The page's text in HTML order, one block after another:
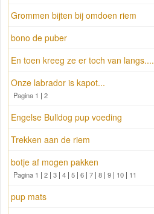
Grommen bijten bij omdoen riem
bono de puber
En toen kreeg ze er toch van langs....
Onze labrador is kapot...
Pagina 1 | 2
Engelse Bulldog pup voeding
Trekken aan de riem
botje af mogen pakken
Pagina 1 | 2 | 3 | 4 | 5 | 6 | 7 | 8 | 9 | 10 | 11
pup mats